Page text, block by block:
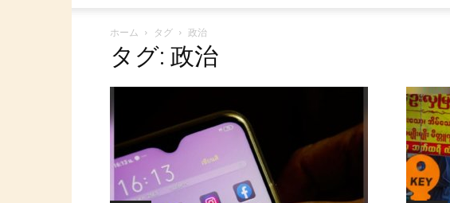
ホーム タグ 政治
タグ: 政治